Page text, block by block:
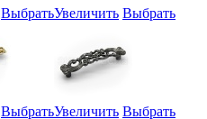
ВыбратьУвеличить Выбрать
ВыбратьУвеличить Выбрать